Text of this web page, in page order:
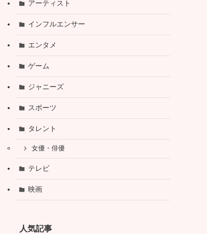
アーティスト
インフルエンサー
エンタメ
ゲーム
ジャニーズ
スポーツ
タレント
女優・俳優
テレビ
映画
人気記事